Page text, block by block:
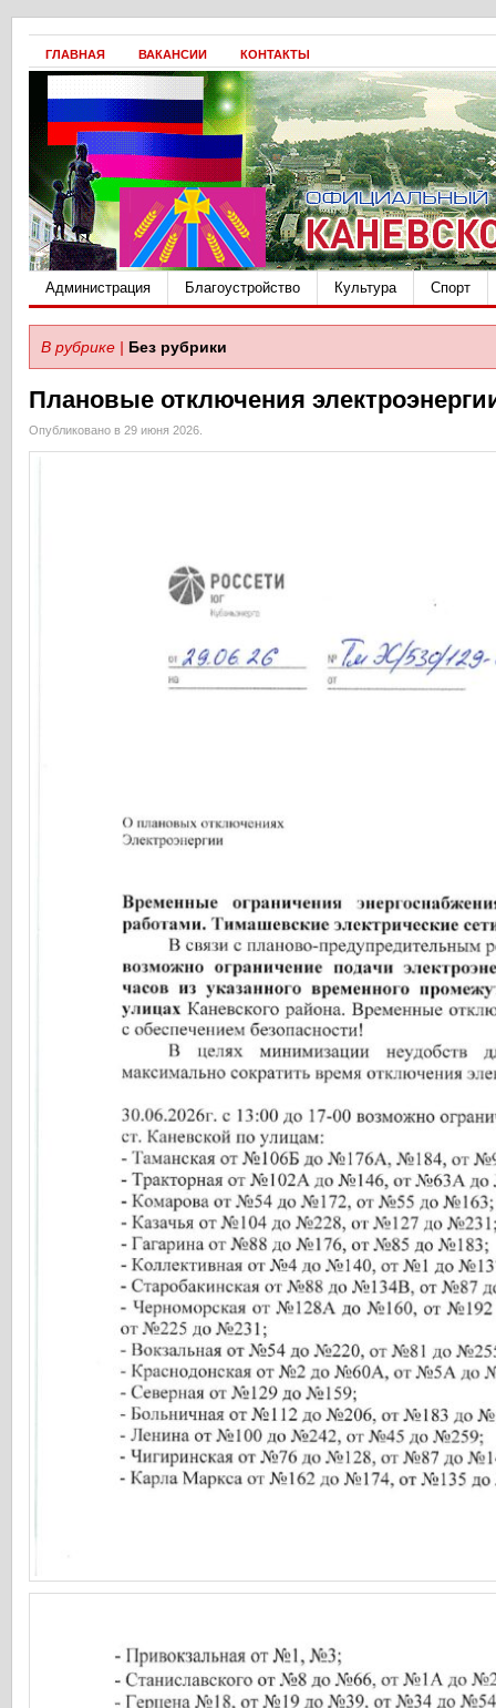
ГЛАВНАЯ ВАКАНСИИ КОНТАКТЫ
Администрация Благоустройство Культура Спорт
В рубрике | Без рубрики
Плановые отключения
Опубликовано в 29 июня 2026.